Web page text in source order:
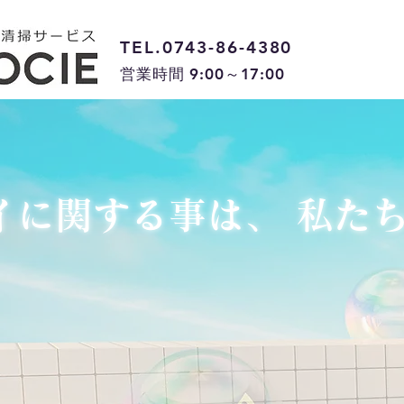
TEL.0743-86-4380
営業時間 9:00～17:00
に関する事は、 私た